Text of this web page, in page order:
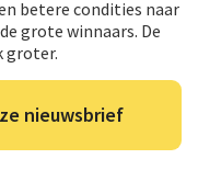
betere condities naar
grote winnaars. De
groter.
nieuwsbrief